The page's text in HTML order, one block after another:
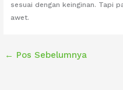
sesuai dengan keinginan. Tapi
awet.
← Pos Sebelumnya